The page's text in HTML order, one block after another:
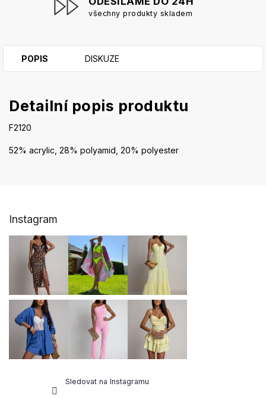
všechny produkty skladem
POPIS DISKUZE
Detailní popis produktu
F2120
52% acrylic, 28% polyamid, 20% polyester
Instagram
Sledovat na Instagramu